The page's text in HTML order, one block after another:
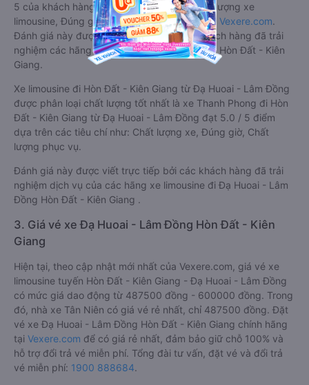
5 của khách hàng với các tiêu chí như: Chất lượng xe
limousine, Đúng giờ, Chất lượng phục vụ trên Vexere.com.
Đánh giá này được viết trực tiếp bởi các khách hàng đã trải
nghiệm các hãng Xe Đạ Huoai - Lâm Đồng đi Hòn Đất - Kiên
Giang.
Xe limousine đi Hòn Đất - Kiên Giang từ Đạ Huoai - Lâm Đồng
được phân loại chất lượng tốt nhất là xe Thanh Phong đi Hòn
Đất - Kiên Giang từ Đạ Huoai - Lâm Đồng đạt 5.0 / 5 điểm
dựa trên các tiêu chí như: Chất lượng xe, Đúng giờ, Chất
lượng phục vụ.
Đánh giá này được viết trực tiếp bởi các khách hàng đã trải
nghiệm dịch vụ của các hãng xe limousine đi Đạ Huoai - Lâm
Đồng Hòn Đất - Kiên Giang .
3. Giá vé xe Đạ Huoai - Lâm Đồng Hòn Đất - Kiên
Giang
Hiện tại, theo cập nhật mới nhất của Vexere.com, giá vé xe
limousine tuyến Hòn Đất - Kiên Giang - Đạ Huoai - Lâm Đồng
có mức giá dao động từ 487500 đồng - 600000 đồng. Trong
đó, nhà xe Tân Niên có giá vé rẻ nhất, chỉ 487500 đồng. Đặt
vé xe Đạ Huoai - Lâm Đồng Hòn Đất - Kiên Giang chính hãng
tại Vexere.com để có giá rẻ nhất, đảm bảo giữ chỗ 100% và
hỗ trợ đổi trả vé miễn phí. Tổng đài tư vấn, đặt vé và đổi trả
vé miễn phí: 1900 888684.